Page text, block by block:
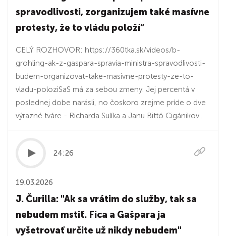
spravodlivosti, zorganizujem také masívne
protesty, že to vládu položí”
CELÝ ROZHOVOR: https://360tka.sk/videos/b-
grohling-ak-z-gaspara-spravia-ministra-spravodlivosti-
budem-organizovat-take-masivne-protesty-ze-to-
vladu-poloziSaS má za sebou zmeny. Jej percentá v
poslednej dobe narásli, no čoskoro zrejme príde o dve
výrazné tváre - Richarda Sulíka a Janu Bittó Cigánikov...
24:26
19.03.2026
J. Čurilla: "Ak sa vrátim do služby, tak sa
nebudem mstiť. Fica a Gašpara ja
vyšetrovať určite už nikdy nebudem"